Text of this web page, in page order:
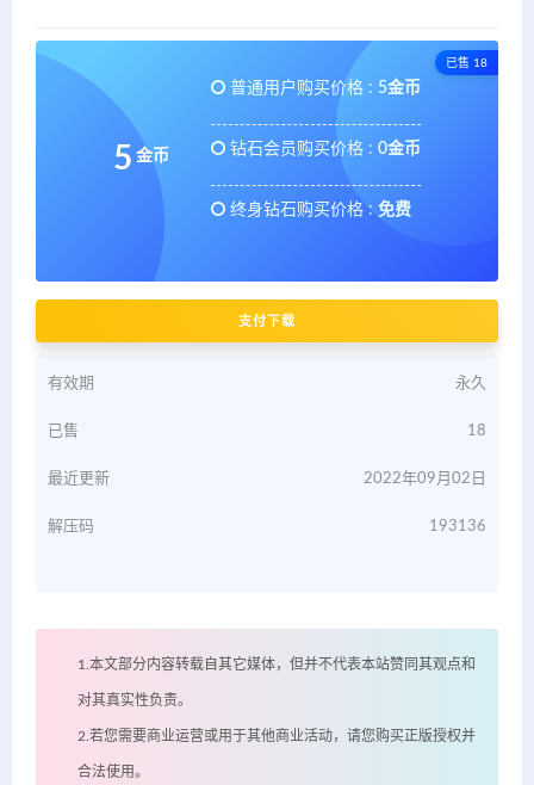
已售 18
5 金币
普通用户购买价格 : 5金币
钻石会员购买价格 : 0金币
终身钻石购买价格 : 免费
支付下载
有效期 永久
已售 18
最近更新 2022年09月02日
解压码 193136
1.本文部分内容转载自其它媒体，但并不代表本站赞同其观点和
对其真实性负责。
2.若您需要商业运营或用于其他商业活动，请您购买正版授权并
合法使用。